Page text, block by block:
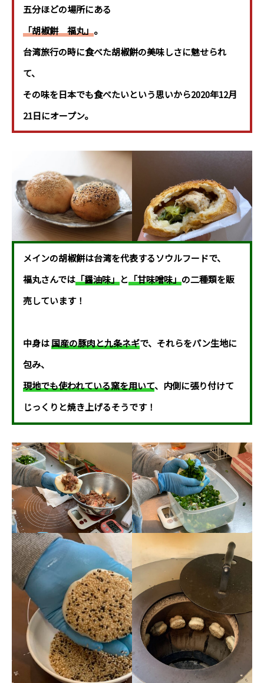
五分ほどの場所にある
「胡椒餅 福丸」。
台湾旅行の時に食べた胡椒餅の美味しさに魅せられ
て、
その味を日本でも食べたいという思いから2020年12月
21日にオープン。
メインの胡椒餅は台湾を代表するソウルフードで、
福丸さんでは「醤油味」と「甘味噌味」の二種類を販
売しています！
中身は国産の豚肉と九条ネギで、それらをパン生地に
包み、
現地でも使われている窯を用いて、内側に張り付けて
じっくりと焼き上げるそうです！